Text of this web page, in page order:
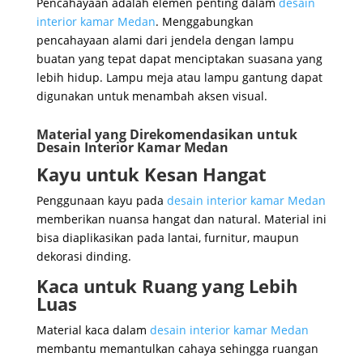
interior kamar Medan. Menggabungkan
pencahayaan alami dari jendela dengan lampu
buatan yang tepat dapat menciptakan suasana yang
lebih hidup. Lampu meja atau lampu gantung dapat
digunakan untuk menambah aksen visual.
Material yang Direkomendasikan untuk
Desain Interior Kamar Medan
Kayu untuk Kesan Hangat
Penggunaan kayu pada desain interior kamar Medan
memberikan nuansa hangat dan natural. Material ini
bisa diaplikasikan pada lantai, furnitur, maupun
dekorasi dinding.
Kaca untuk Ruang yang Lebih
Luas
Material kaca dalam desain interior kamar Medan
membantu memantulkan cahaya sehingga ruangan